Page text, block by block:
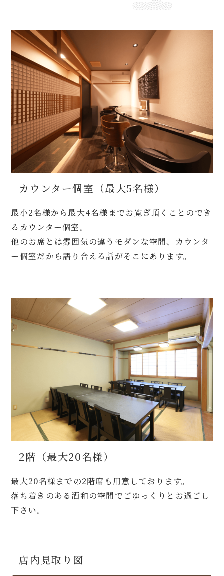
カウンター個室（最大5名様）
最小2名様から最大4名様までお寛ぎ頂くことのでき
るカウンター個室。
他のお席とは雰囲気の違うモダンな空間、カウンタ
ー個室だから語り合える話がそこにあります。
2階（最大20名様）
最大20名様までの2階席も用意しております。
落ち着きのある酒和の空間でごゆっくりとお過ごし
下さい。
店内見取り図